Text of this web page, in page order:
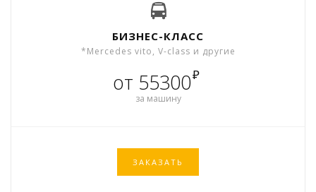
БИЗНЕС-КЛАСС
*Mercedes vito, V-class и другие
от 55300₽
за машину
ЗАКАЗАТЬ